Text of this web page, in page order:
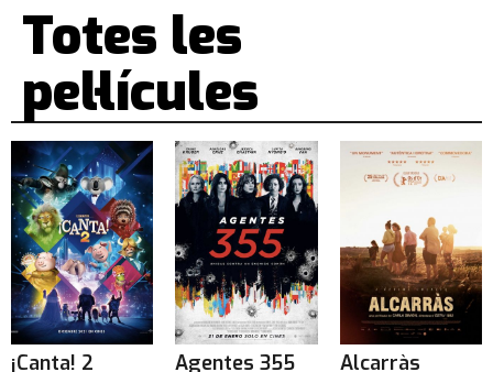
Totes les
pel·lícules
¡Canta! 2 Agentes 355 Alcarràs